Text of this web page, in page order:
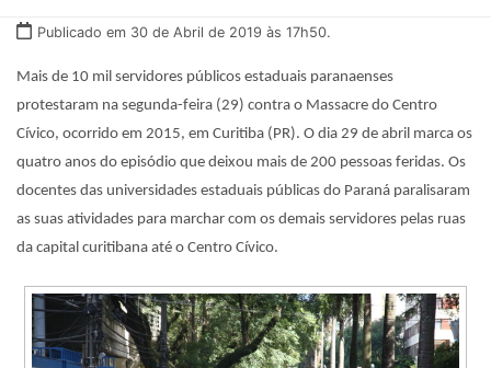
Publicado em 30 de Abril de 2019 às 17h50.
Mais de 10 mil servidores públicos estaduais paranaenses
protestaram na segunda-feira (29) contra o Massacre do Centro
Cívico, ocorrido em 2015, em Curitiba (PR). O dia 29 de abril marca os
quatro anos do episódio que deixou mais de 200 pessoas feridas. Os
docentes das universidades estaduais públicas do Paraná paralisaram
as suas atividades para marchar com os demais servidores pelas ruas
da capital curitibana até o Centro Cívico.